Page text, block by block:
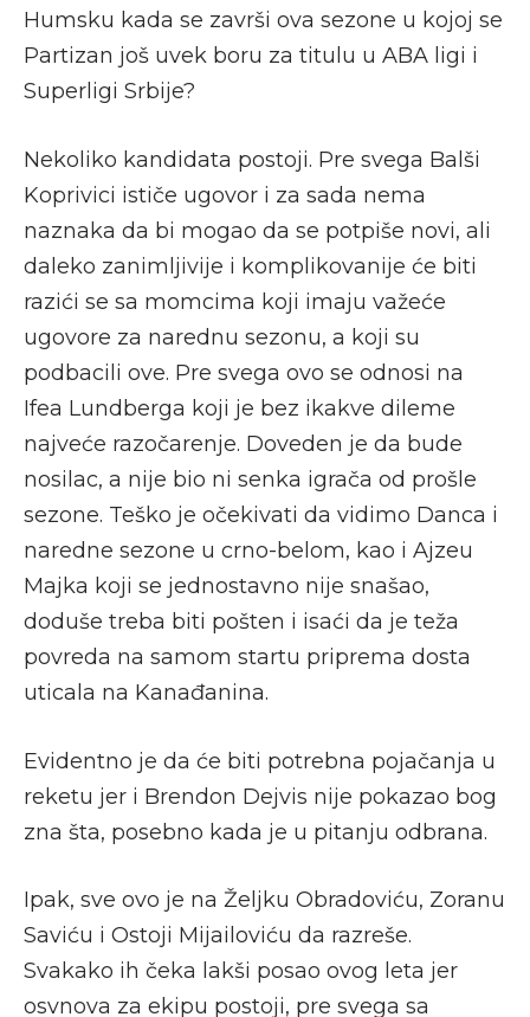
Humsku kada se završi ova sezone u kojoj se
Partizan još uvek boru za titulu u ABA ligi i
Superligi Srbije?
Nekoliko kandidata postoji. Pre svega Balši
Koprivici ističe ugovor i za sada nema
naznaka da bi mogao da se potpiše novi, ali
daleko zanimljivije i komplikovanije će biti
razići se sa momcima koji imaju važeće
ugovore za narednu sezonu, a koji su
podbacili ove. Pre svega ovo se odnosi na
Ifea Lundberga koji je bez ikakve dileme
najveće razočarenje. Doveden je da bude
nosilac, a nije bio ni senka igrača od prošle
sezone. Teško je očekivati da vidimo Danca i
naredne sezone u crno-belom, kao i Ajzeu
Majka koji se jednostavno nije snašao,
doduše treba biti pošten i isaći da je teža
povreda na samom startu priprema dosta
uticala na Kanađanina.
Evidentno je da će biti potrebna pojačanja u
reketu jer i Brendon Dejvis nije pokazao bog
zna šta, posebno kada je u pitanju odbrana.
Ipak, sve ovo je na Željku Obradoviću, Zoranu
Saviću i Ostoji Mijailoviću da razreše.
Svakako ih čeka lakši posao ovog leta jer
osvnova za ekipu postoji, pre svega sa